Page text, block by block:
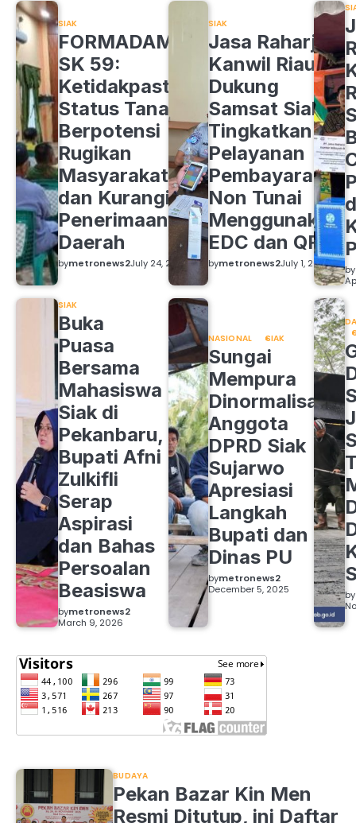
SIAK
FORMADAM
SK 59:
Ketidakpastian
Status Tanah
Berpotensi
Rugikan
Masyarakat
dan Kurangi
Penerimaan
Daerah
bymetronews2July 24, 2026
SIAK
Jasa Raharja
Kanwil Riau
Dukung
Samsat Siak
Tingkatkan
Pelayanan
Pembayaran
Non Tunai
Menggunakan
EDC dan QRIS
bymetronews2July 1, 2026 by
SIAK
Buka
Puasa
Bersama
Mahasiswa
Siak di
Pekanbaru,
Bupati Afni
Zulkifli
Serap
Aspirasi
dan Bahas
Persoalan
Beasiswa
bymetronews2
March 9, 2026
NASIONAL SIAK
Sungai
Mempura
Dinormalisasi,
Anggota
DPRD Siak
Sujarwo
Apresiasi
Langkah
Bupati dan
Dinas PU
bymetronews2
December 5, 2025
by
BUDAYA
Pekan Bazar Kin Men
Resmi Ditutup, ini Daftar